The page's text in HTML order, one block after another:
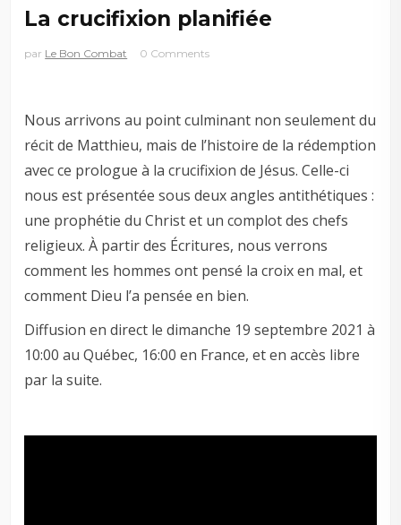
La crucifixion planifiée
par Le Bon Combat 0 Comments
Nous arrivons au point culminant non seulement du
récit de Matthieu, mais de l’histoire de la rédemption
avec ce prologue à la crucifixion de Jésus. Celle-ci
nous est présentée sous deux angles antithétiques :
une prophétie du Christ et un complot des chefs
religieux. À partir des Écritures, nous verrons
comment les hommes ont pensé la croix en mal, et
comment Dieu l’a pensée en bien.
Diffusion en direct le dimanche 19 septembre 2021 à
10:00 au Québec, 16:00 en France, et en accès libre
par la suite.